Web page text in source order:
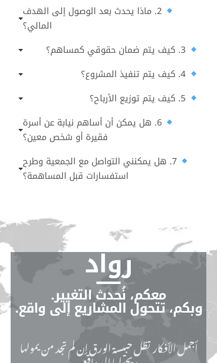
2. ماذا يحدث بعد الوصول إلى الهدف
المالي؟
6. هل يمكن أن أساهم نيابة عن أسرة
فقيرة أو شخص معين؟
7. هل يمكنني التواصل مع الجمعية وطرح
استفسارات قبل المساهمة؟
رواد
معكم، نُحدث التغيير.
وبكم، تتحول المشاريع إلى واقع.
أجمل الأفكار تظل حبيسة الورق إن لم تجد من يمولها